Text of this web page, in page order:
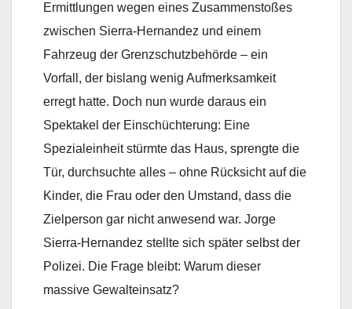
Ermittlungen wegen eines Zusammenstoßes
zwischen Sierra-Hernandez und einem
Fahrzeug der Grenzschutzbehörde – ein
Vorfall, der bislang wenig Aufmerksamkeit
erregt hatte. Doch nun wurde daraus ein
Spektakel der Einschüchterung: Eine
Spezialeinheit stürmte das Haus, sprengte die
Tür, durchsuchte alles – ohne Rücksicht auf die
Kinder, die Frau oder den Umstand, dass die
Zielperson gar nicht anwesend war. Jorge
Sierra-Hernandez stellte sich später selbst der
Polizei. Die Frage bleibt: Warum dieser
massive Gewalteinsatz?